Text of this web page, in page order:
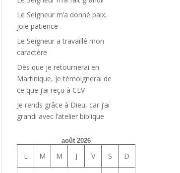
Le Seigneur m’a donné paix,
joie patience
Le Seigneur a travaillé mon
caractère
Dès que je retournerai en
Martinique, je témoignerai de
ce que j’ai reçu à CEV
Je rends grâce à Dieu, car j’ai
grandi avec l’atelier biblique
août 2026
L M M J V S D